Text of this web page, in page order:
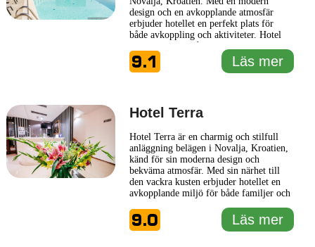
design och en avkopplande atmosfär
erbjuder hotellet en perfekt plats för
både avkoppling och aktiviteter. Hotel
personlig service och en unik upplevelse
under hela sin vistelse. Hotellet har en
9.1 Läs mer
Hotel Terra
Hotel Terra är en charmig och stilfull
anläggning belägen i Novalja, Kroatien,
känd för sin moderna design och
bekväma atmosfär. Med sin närhet till
den vackra kusten erbjuder hotellet en
avkopplande miljö för både familjer och
inredda, vilket skapar en inbjudande
känsla. Varje rum är utrustat med
9.0 Läs mer